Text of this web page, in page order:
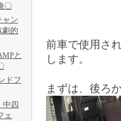
〇
ャン
劇的
と
ドフ
四
ェ
前車で使用さ
します。
まずは、後ろ